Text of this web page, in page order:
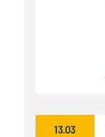
13.03